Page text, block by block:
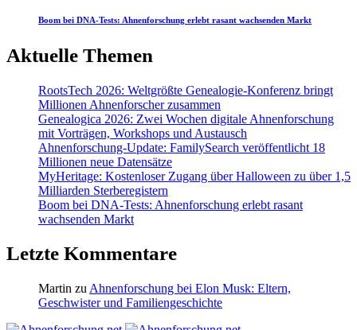
Boom bei DNA-Tests: Ahnenforschung erlebt rasant wachsenden Markt
Aktuelle Themen
RootsTech 2026: Weltgrößte Genealogie-Konferenz bringt
Millionen Ahnenforscher zusammen
Genealogica 2026: Zwei Wochen digitale Ahnenforschung
mit Vorträgen, Workshops und Austausch
Ahnenforschung-Update: FamilySearch veröffentlicht 18
Millionen neue Datensätze
MyHeritage: Kostenloser Zugang über Halloween zu über 1,5
Milliarden Sterberegistern
Boom bei DNA-Tests: Ahnenforschung erlebt rasant
wachsenden Markt
Letzte Kommentare
Martin zu Ahnenforschung bei Elon Musk: Eltern,
Geschwister und Familiengeschichte